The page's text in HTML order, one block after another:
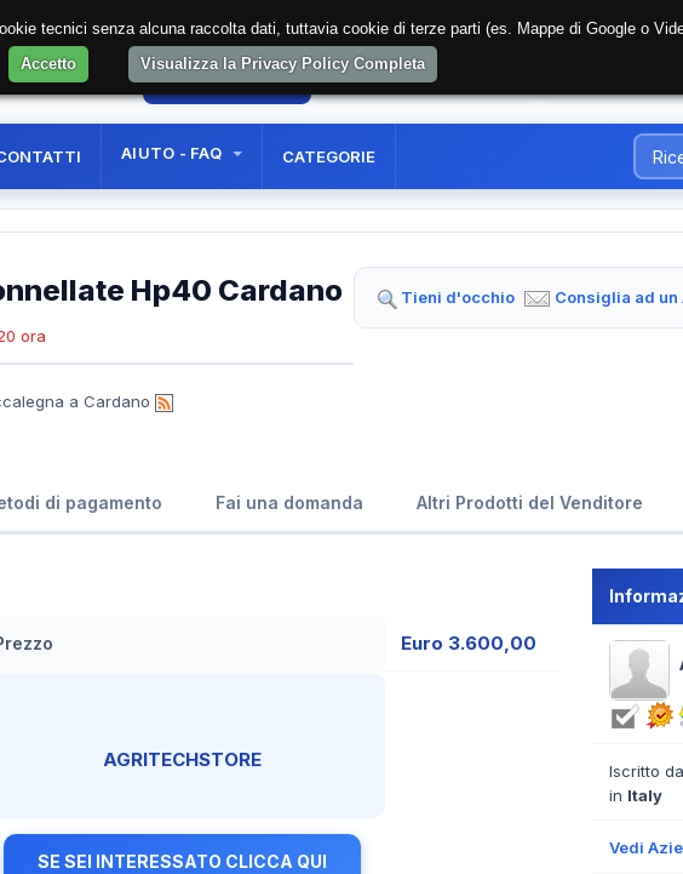
AREA RISERVATA REGISTRAZIONE UTENTE
AIUTO - FAQ CATEGORIE
Hp40 Cardano
ora
a Cardano
Tieni d'occhio Consiglia ad un
di pagamento Fai una domanda Altri Prodotti del Venditore
Euro 3.600,00
AGRITECHSTORE
SE SEI INTERESSATO CLICCA QUI
Iscritto
in Italy
Vedi
tecnici senza alcuna raccolta dati, tuttavia cookie di terze parti (es. Mappe di Google o
Accetto
Visualizza la Privacy Policy Completa